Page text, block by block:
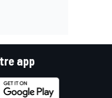
app